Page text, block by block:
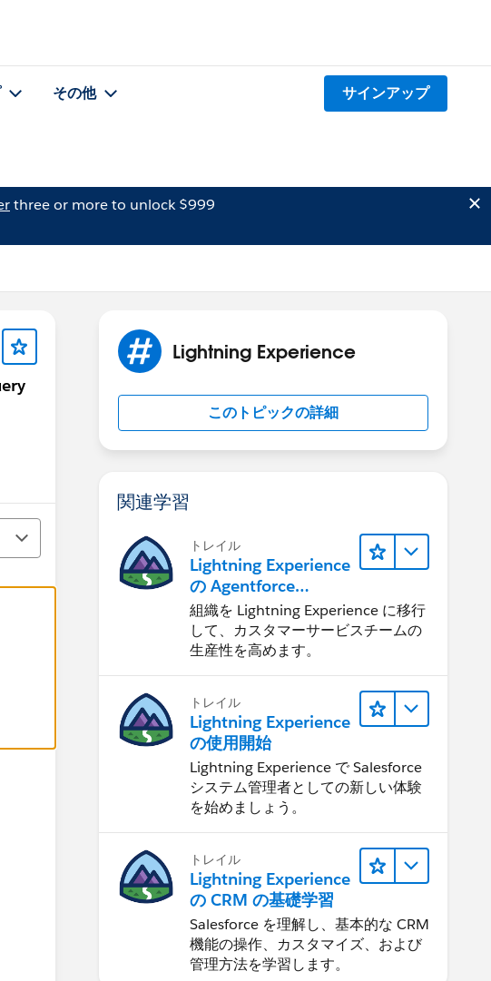
その他 サインアップ
three or more to unlock $999
Lightning Experience
このトピックの詳細
関連学習
トレイル
Lightning Experience
の Agentforce
Service 入門
組織を Lightning Experience に移行
して、カスタマーサービスチームの
生産性を高めます。
トレイル
Lightning Experience
の使用開始
Lightning Experience で Salesforce
システム管理者としての新しい体験
を始めましょう。
トレイル
Lightning Experience
の CRM の基礎学習
Salesforce を理解し、基本的な CRM
機能の操作、カスタマイズ、および
管理方法を学習します。